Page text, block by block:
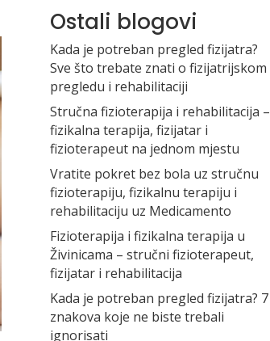
Ostali blogovi
Kada je potreban pregled fizijatra?
Sve što trebate znati o fizijatrijskom
pregledu i rehabilitaciji
Stručna fizioterapija i rehabilitacija –
fizikalna terapija, fizijatar i
fizioterapeut na jednom mjestu
Vratite pokret bez bola uz stručnu
fizioterapiju, fizikalnu terapiju i
rehabilitaciju uz Medicamento
Fizioterapija i fizikalna terapija u
Živinicama – stručni fizioterapeut,
fizijatar i rehabilitacija
Kada je potreban pregled fizijatra? 7
znakova koje ne biste trebali
ignorisati